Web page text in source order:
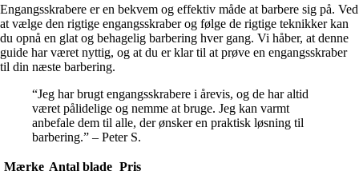
Engangsskrabere er en bekvem og effektiv måde at barbere sig på. Ved
at vælge den rigtige engangsskraber og følge de rigtige teknikker kan
du opnå en glat og behagelig barbering hver gang. Vi håber, at denne
guide har været nyttig, og at du er klar til at prøve en engangsskraber
til din næste barbering.
“Jeg har brugt engangsskrabere i årevis, og de har altid
været pålidelige og nemme at bruge. Jeg kan varmt
anbefale dem til alle, der ønsker en praktisk løsning til
barbering.” – Peter S.
Mærke Antal blade Pris